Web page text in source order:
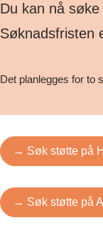
Du kan nå
Søknadsfristen
Det planlegges for to
→ Søk støtte på
→ Søk støtte på